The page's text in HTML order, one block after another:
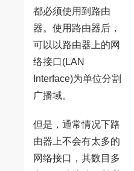
都必须使用到路由
器。使用路由器后，
可以以路由器上的网
络接口(LAN
Interface)为单位分割
广播域。
但是，通常情况下路
由器上不会有太多的
网络接口，其数目多